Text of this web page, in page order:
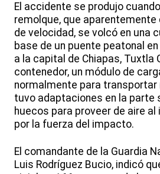
El accidente se produjo
remolque, que
de velocidad, se volcó en una
base de un puente peatonal
a la capital de Chiapas, Tuxtla
contenedor, un módulo de
normalmente para
tuvo adaptaciones en la parte
huecos para proveer de aire
por la fuerza del impacto.
El comandante de la Guardia
Luis Rodríguez Bucio, indicó